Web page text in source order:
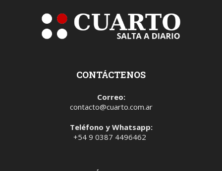
CONTÁCTENOS
Correo:
contacto@cuarto.com.ar
Teléfono y Whatsapp:
+54 9 0387 4496462